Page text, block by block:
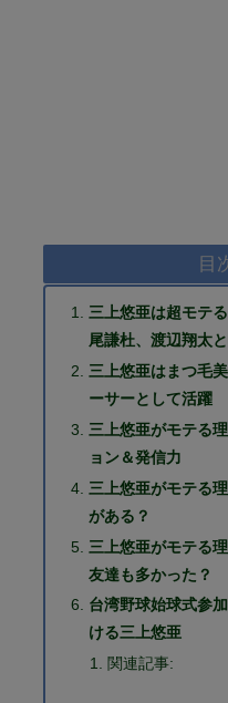
目
三上悠亜は超モテ
尾謙杜、渡辺翔太
三上悠亜はまつ毛
ーサーとして活躍
三上悠亜がモテる
ョン＆発信力
三上悠亜がモテる
がある？
三上悠亜がモテる
友達も多かった？
台湾野球始球式参
ける三上悠亜
関連記事: